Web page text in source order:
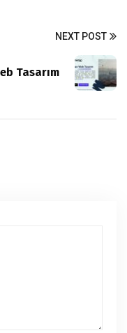
NEXT POST
Tasarım